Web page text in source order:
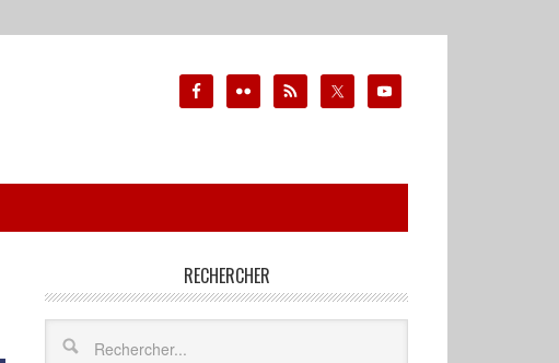
RECHERCHER